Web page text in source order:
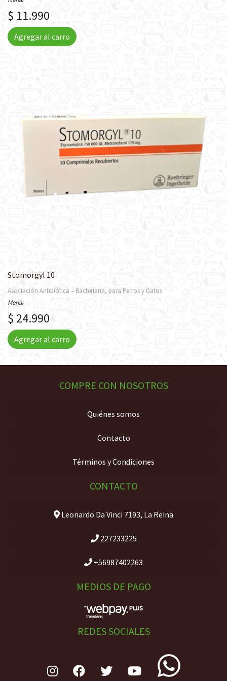
$ 11.990
Agregar al carro
Stomorgyl 10
Asociación Antibiótica – Bacteriana, para Perros y Gatos
Merial
$ 24.990
Agregar al carro
COMPRE CON NOSOTROS
Quiénes somos
Contacto
Términos y Condiciones
CONTACTO
Leonardo Da Vinci 7193, La Reina
227233225
+56987402263
MEDIOS DE PAGO
REDES SOCIALES